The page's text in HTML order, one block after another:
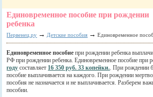
Единовременное пособие при рождении
ребенка
Первенец.ру → Детские пособия → Единовременное
Единовременное пособие при рождении ребенка
РФ при рождении ребенка. Единовременное пособие при
году составляет 16 350 руб. 33 копейки.. При рождении
пособие выплачивается на каждого. При рождении
пособия не назначается и не выплачивается. Разберем
пособии.